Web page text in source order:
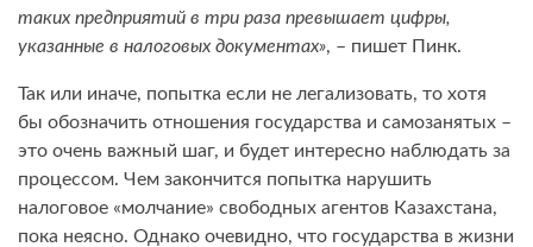
таких предприятий в три раза превышает цифры,
указанные в налоговых документах», – пишет Пинк.
Так или иначе, попытка если не легализовать, то хотя
бы обозначить отношения государства и самозанятых –
это очень важный шаг, и будет интересно наблюдать за
процессом. Чем закончится попытка нарушить
налоговое «молчание» свободных агентов Казахстана,
пока неясно. Однако очевидно, что государства в жизни